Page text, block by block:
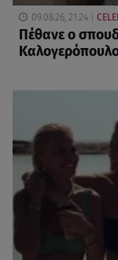
09.08.26, 21:24
Πέθανε ο